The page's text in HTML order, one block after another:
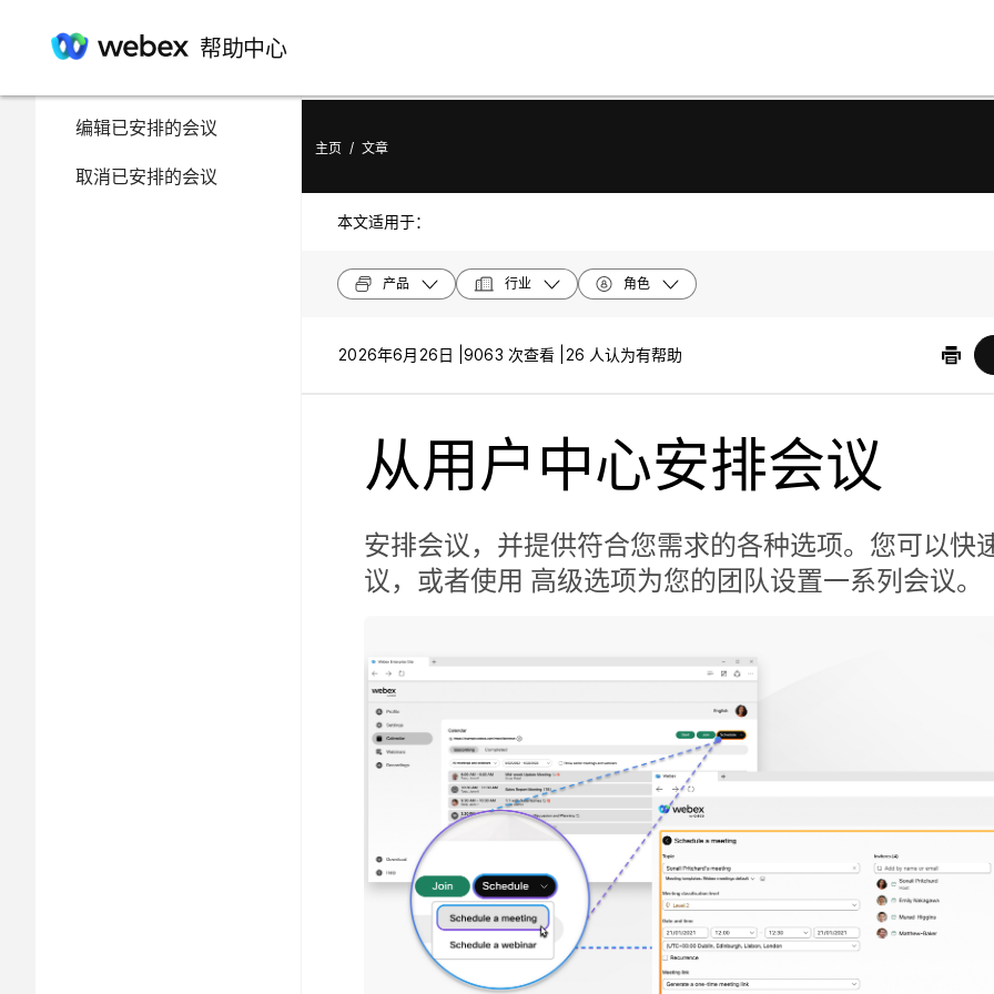
帮助中心
在此文章中
编辑已安排的会议
取消已安排的会议
主页 / 文章
本文适用于：
产品 行业 角色
2026年6月26日 | 9063 次查看 | 26 人认为有帮助
从用户中心安排会议
安排会议，并提供符合您需求的各种选项。您可以快
议，或者使用 高级选项为您的团队设置一系列会议。